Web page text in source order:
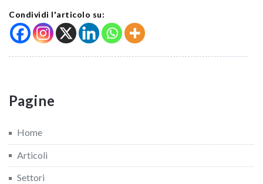
Condividi l'articolo su:
Pagine
Home
Articoli
Settori